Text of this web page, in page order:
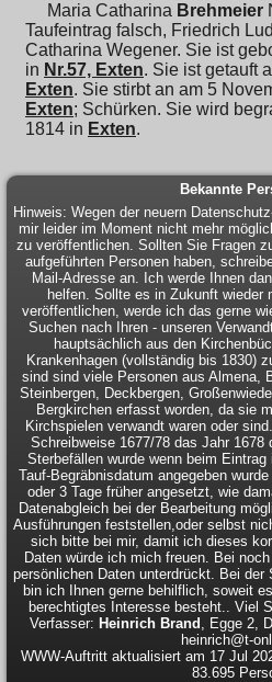
Maria Catharina Brehmeier
Taufeintrag falsch, Friedrich
Catharina Wegener. Sie ist
in Nr.57, Exten. Sie ist getauft
Exten. Sie stirbt an am 5
Exten; Schürken. Sie wird
1814 in Exten.
Bekannte
Hinweis: Wegen der neuern
mir leider im Moment nicht mehr
zu veröffentlichen. Sollten Sie Fragen
aufgeführten Personen haben,
Mail-Adresse an. Ich werde Ihnen
helfen. Sollte es in Zukunft wieder
veröffentlichen, werde ich das gerne
Suchen nach Ihren - unseren
hauptsächlich aus den
Krankenhagen (vollständig bis 1830)
sind sind viele Personen aus Almena,
Steinbergen, Deckbergen,
Bergkirchen erfasst worden, da sie
Kirchspielen verwandt waren oder
Schreibweise 1677/78 das Jahr 1678
Sterbefällen wurde wenn beim
Tauf-Begräbnisdatum angegeben
oder 3 Tage früher angesetzt, wie
Datenabgleich bei der Bearbeitung
Ausführungen feststellen,oder selbst
sich bitte bei mir, damit ich dieses
Daten würde ich mich freuen. Bei
persönlichen Daten unterdrückt. Bei der
bin ich Ihnen gerne behilflich, soweit
berechtigtes Interesse besteht.. Viel
Verfasser: Heinrich Brand , Egge 2,
heinrich@t-
WWW-Auftritt aktualisiert am 17 Jul
83.695